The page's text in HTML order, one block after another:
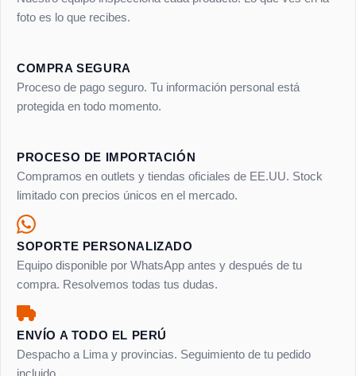
foto es lo que recibes.
COMPRA SEGURA
Proceso de pago seguro. Tu información personal está
protegida en todo momento.
PROCESO DE IMPORTACIÓN
Compramos en outlets y tiendas oficiales de EE.UU. Stock
limitado con precios únicos en el mercado.
SOPORTE PERSONALIZADO
Equipo disponible por WhatsApp antes y después de tu
compra. Resolvemos todas tus dudas.
ENVÍO A TODO EL PERÚ
Despacho a Lima y provincias. Seguimiento de tu pedido
incluido.